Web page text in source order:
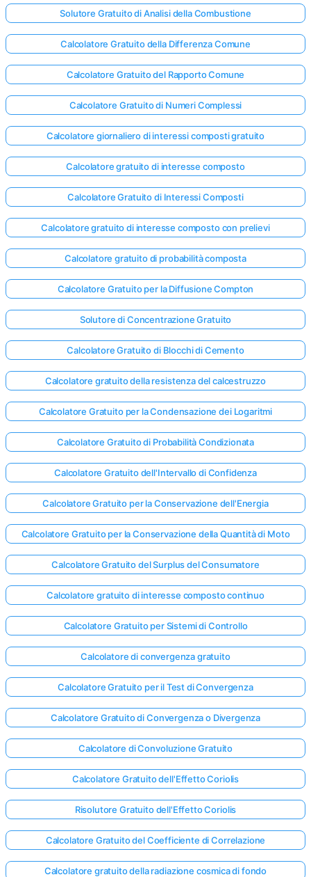
Solutore Gratuito di Analisi della Combustione
Calcolatore Gratuito della Differenza Comune
Calcolatore Gratuito del Rapporto Comune
Calcolatore Gratuito di Numeri Complessi
Calcolatore giornaliero di interessi composti gratuito
Calcolatore gratuito di interesse composto
Calcolatore Gratuito di Interessi Composti
Calcolatore gratuito di interesse composto con prelievi
Calcolatore gratuito di probabilità composta
Calcolatore Gratuito per la Diffusione Compton
Solutore di Concentrazione Gratuito
Calcolatore Gratuito di Blocchi di Cemento
Calcolatore gratuito della resistenza del calcestruzzo
Calcolatore Gratuito per la Condensazione dei Logaritmi
Calcolatore Gratuito di Probabilità Condizionata
Calcolatore Gratuito dell'Intervallo di Confidenza
Calcolatore Gratuito per la Conservazione dell'Energia
Calcolatore Gratuito per la Conservazione della Quantità di Moto
Calcolatore Gratuito del Surplus del Consumatore
Calcolatore gratuito di interesse composto continuo
Calcolatore Gratuito per Sistemi di Controllo
Calcolatore di convergenza gratuito
Calcolatore Gratuito per il Test di Convergenza
Calcolatore Gratuito di Convergenza o Divergenza
Calcolatore di Convoluzione Gratuito
Calcolatore Gratuito dell'Effetto Coriolis
Risolutore Gratuito dell'Effetto Coriolis
Calcolatore Gratuito del Coefficiente di Correlazione
Calcolatore gratuito della radiazione cosmica di fondo